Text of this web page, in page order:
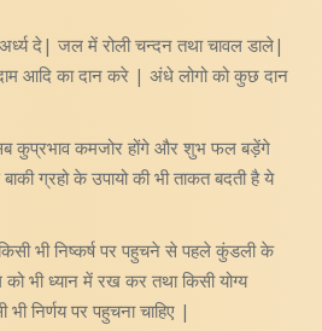
दे| जल में रोली चन्दन तथा चावल डाले|
आदि का दान करे | अंधे लोगो को कुछ दान
कुप्रभाव कमजोर होंगे और शुभ फल बड़ेंगे
ग्रहो के उपायो की भी ताकत बदती है ये
भी निष्कर्ष पर पहुचने से पहले कुंडली के
भी ध्यान में रख कर तथा किसी योग्य
भी निर्णय पर पहुचना चाहिए |